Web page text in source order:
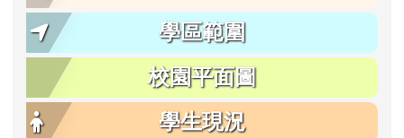
學區範圍
校園平面圖
學生現況